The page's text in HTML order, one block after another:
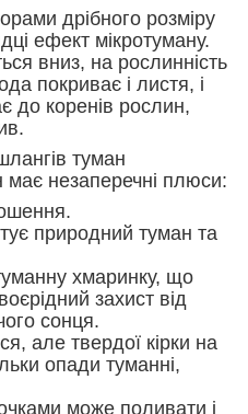
дрібного розміру
ефект мікротуману.
вниз, на рослинність
покриває і листя, і
до коренів рослин,
туман
має незаперечні плюси:
природний туман та
хмаринку, що
захист від
сонця.
але твердої кірки на
опади туманні,
може поливати і